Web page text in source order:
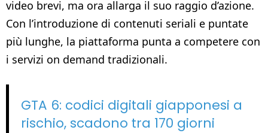
video brevi, ma ora allarga il suo raggio d’azione.
Con l’introduzione di contenuti seriali e puntate
più lunghe, la piattaforma punta a competere con
i servizi on demand tradizionali.
GTA 6: codici digitali giapponesi a
rischio, scadono tra 170 giorni